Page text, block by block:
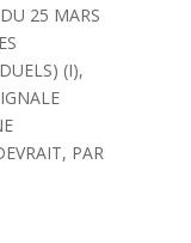
25 MARS
(I),
PAR